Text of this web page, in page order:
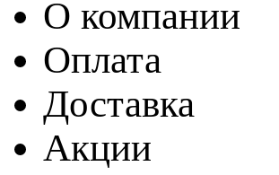
О компании
Оплата
Доставка
Акции